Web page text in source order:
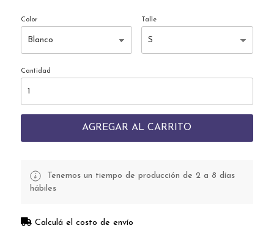
Color Talle
Cantidad
AGREGAR AL CARRITO
Tenemos un tiempo de producción de 2 a 8 días
hábiles
Calculá el costo de envío